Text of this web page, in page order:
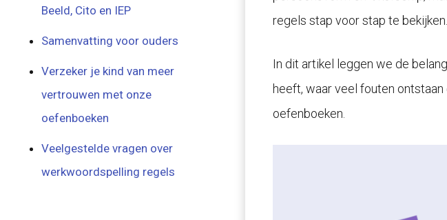
regels stap voor stap te bekijken.
In dit artikel leggen we de
heeft, waar veel fouten
oefenboeken.
Beeld, Cito en IEP
Samenvatting voor ouders
Verzeker je kind van meer
vertrouwen met onze
oefenboeken
Veelgestelde vragen over
werkwoordspelling regels